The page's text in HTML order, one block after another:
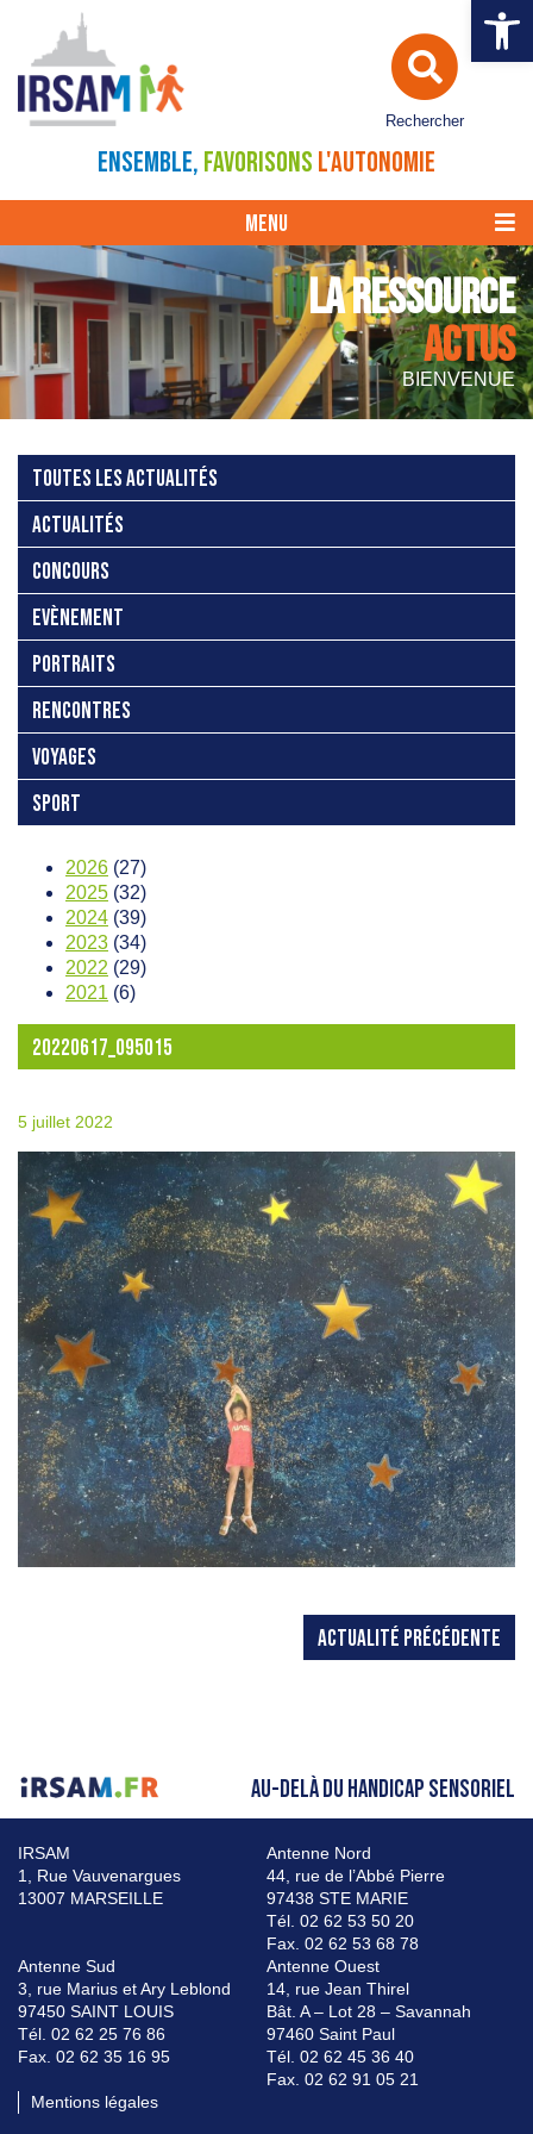
Ouvrir
Rechercher
ENSEMBLE, FAVORISONS L'AUTONOMIE
MENU
LA RESSOURCE
ACTUS
BIENVENUE
TOUTES LES ACTUALITÉS
ACTUALITÉS
CONCOURS
EVÈNEMENT
PORTRAITS
RENCONTRES
VOYAGES
SPORT
2026 (27)
2025 (32)
2024 (39)
2023 (34)
2022 (29)
2021 (6)
20220617_095015
5 juillet 2022
ACTUALITÉ PRÉCÉDENTE
AU-DELÀ DU HANDICAP SENSORIEL
IRSAM
1, Rue Vauvenargues
13007 MARSEILLE
Antenne Nord
44, rue de l’Abbé Pierre
97438 STE MARIE
Tél. 02 62 53 50 20
Fax. 02 62 53 68 78
Antenne Sud
3, rue Marius et Ary Leblond
97450 SAINT LOUIS
Tél. 02 62 25 76 86
Fax. 02 62 35 16 95
Antenne Ouest
14, rue Jean Thirel
Bât. A – Lot 28 – Savannah
97460 Saint Paul
Tél. 02 62 45 36 40
Fax. 02 62 91 05 21
Mentions légales